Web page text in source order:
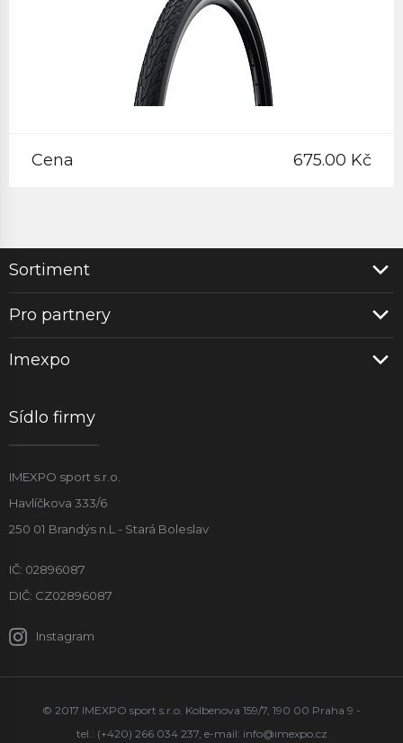
Cena 675.00 Kč
Sortiment
Pro partnery
Imexpo
Sídlo firmy
IMEXPO sport s.r.o.
Havlíčkova 333/6
250 01 Brandýs n.L - Stará Boleslav
IČ: 02896087
DIČ: CZ02896087
Instagram
© 2017 IMEXPO sport s.r.o. Kolbenova 159/7, 190 00 Praha 9 -
tel.: (+420) 266 034 237, e-mail: info@imexpo.cz